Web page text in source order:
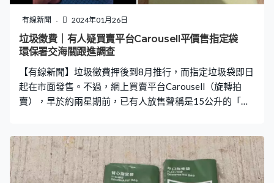
有線新聞 2024年01月26日
垃圾徵費｜有人疑買賣平台Carousell平價售指定袋
環保署交海關跟進調查
【有線新聞】垃圾徵費押後到8月推行，而指定垃圾袋即日
起在市面發售。不過，網上買賣平台Carousell（旋轉拍
賣），早於約兩星期前，已有人放售聲稱是15公升的「環
指定垃圾袋，但聲稱只剩餘15公升指定袋，一包10個垃圾
袋的售價為10元，最低消費兩包。 環保署回覆傳媒指，有
關垃圾袋懷疑是署方自2018年起在垃圾收費實踐計劃下提